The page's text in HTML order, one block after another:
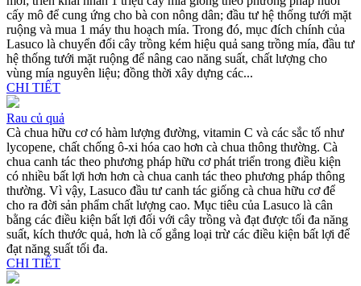
cấy mô để cung ứng cho bà con nông dân; đầu tư hệ thống tưới mặt
ruộng và mua 1 máy thu hoạch mía. Trong đó, mục đích chính của
Lasuco là chuyển đổi cây trồng kém hiệu quả sang trồng mía, đầu tư
hệ thống tưới mặt ruộng để nâng cao năng suất, chất lượng cho
vùng mía nguyên liệu; đồng thời xây dựng các...
CHI TIẾT
Rau củ quả
Cà chua hữu cơ có hàm lượng đường, vitamin C và các sắc tố như
lycopene, chất chống ô-xi hóa cao hơn cà chua thông thường. Cà
chua canh tác theo phương pháp hữu cơ phát triển trong điều kiện
có nhiều bất lợi hơn hơn cà chua canh tác theo phương pháp thông
thường. Vì vậy, Lasuco đầu tư canh tác giống cà chua hữu cơ để
cho ra đời sản phẩm chất lượng cao. Mục tiêu của Lasuco là cân
bằng các điều kiện bất lợi đối với cây trồng và đạt được tối đa năng
suất, kích thước quả, hơn là cố gắng loại trừ các điều kiện bất lợi để
đạt năng suất tối đa.
CHI TIẾT